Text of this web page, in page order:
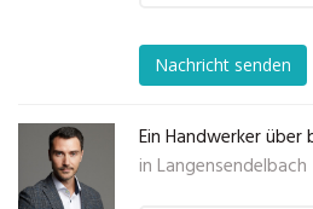
Nachricht senden
Ein Handwerker
in Langensendelbach